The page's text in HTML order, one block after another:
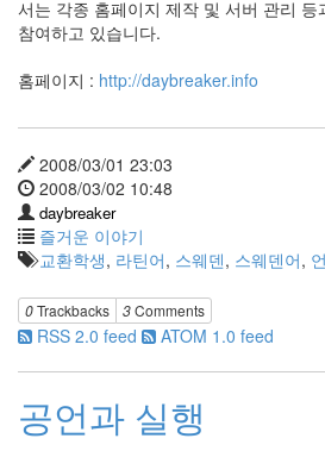
서는 각종 홈페이지 제작 및 서버 관리 등
참여하고 있습니다.
홈페이지 : http://daybreaker.info
2008/03/01 23:03
2008/03/02 10:48
daybreaker
즐거운 이야기
교환학생, 라틴어, 스웨덴, 스웨덴어,
0Trackbacks 3Comments
RSS 2.0 feed ATOM 1.0 feed
공언과 실행